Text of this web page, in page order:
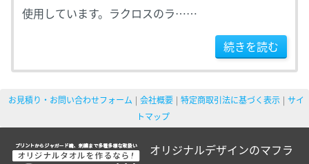
使用しています。ラクロスのラ……
続きを読む
お見積り・お問い合わせフォーム 会社概要 特定商取引法に基づく表示
サイ
トマップ
オリジナルデザインのマフラ